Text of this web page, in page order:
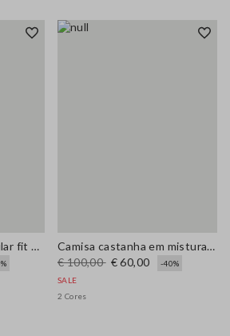
Camisa castanha regular fit em Lyocell elástico
Camisa castanha em mistura de Lyocell corte regular
€ 100,00 € 60,00
-40%
SALE
2 Cores